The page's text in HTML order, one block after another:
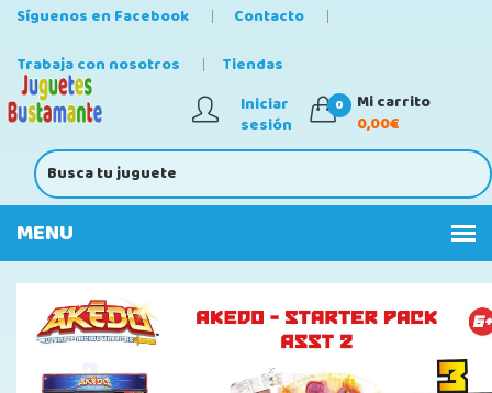
Síguenos en Facebook
Contacto
Trabaja con nosotros
Tiendas
Iniciar
sesión
0
Mi carrito
0,00€